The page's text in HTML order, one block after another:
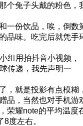
个兔子头戴的粉色，
一份饮品，唉，倒数
品味。吃完后就凭手
组用拍抖音小视频，
传递，我先声明一
，就是投影有点模糊
品，当然也对手机游
荣耀note的平均温度
度左右。